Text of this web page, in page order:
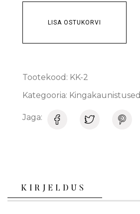
LISA OSTUKORVI
Tootekood: KK-2
Kategooria: Kingakaunistused
Jaga:
KIRJELDUS